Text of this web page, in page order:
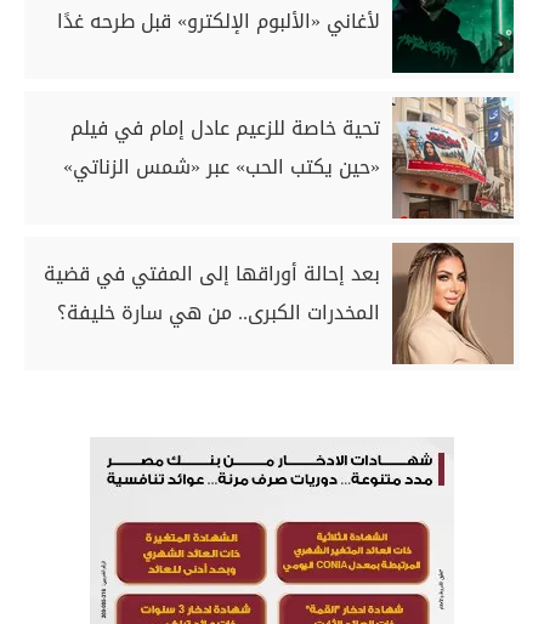
لأغاني «الألبوم الإلكترو» قبل طرحه غدًا
تحية خاصة للزعيم عادل إمام في فيلم
«حين يكتب الحب» عبر «شمس الزناتي»
بعد إحالة أوراقها إلى المفتي في قضية
المخدرات الكبرى.. من هي سارة خليفة؟